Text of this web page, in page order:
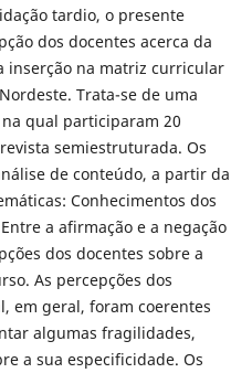
tardio, o presente
dos docentes acerca da
inserção na matriz curricular
Trata-se de uma
qual participaram 20
semiestruturada. Os
de conteúdo, a partir da
Conhecimentos dos
a afirmação e a negação
dos docentes sobre a
As percepções dos
em geral, foram coerentes
algumas fragilidades,
a sua especificidade. Os